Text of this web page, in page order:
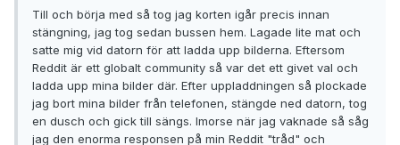
Till och börja med så tog jag korten igår precis innan
stängning, jag tog sedan bussen hem. Lagade lite mat och
satte mig vid datorn för att ladda upp bilderna. Eftersom
Reddit är ett globalt community så var det ett givet val och
ladda upp mina bilder där. Efter uppladdningen så plockade
jag bort mina bilder från telefonen, stängde ned datorn, tog
en dusch och gick till sängs. Imorse när jag vaknade så såg
jag den enorma responsen på min Reddit "tråd" och